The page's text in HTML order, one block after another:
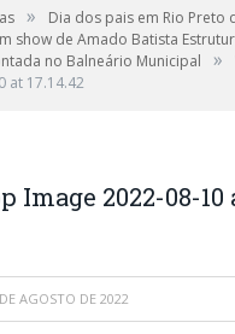
»
Dia dos pais em Rio Preto
show de Amado Batista
no Balneário Municipal
»
at 17.14.42
Image 2022-08-10
AGOSTO DE 2022